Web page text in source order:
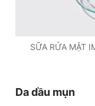
SỮA RỬA MẶT
Da dầu mụn